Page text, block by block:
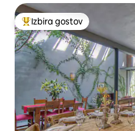
Najbolj priljubljena
Izbira gostov